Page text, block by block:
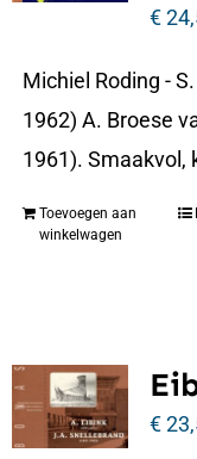
€
Michiel Roding -
1962) A. Broese
1961). Smaakvol,
Toevoegen aan
winkelwagen
€